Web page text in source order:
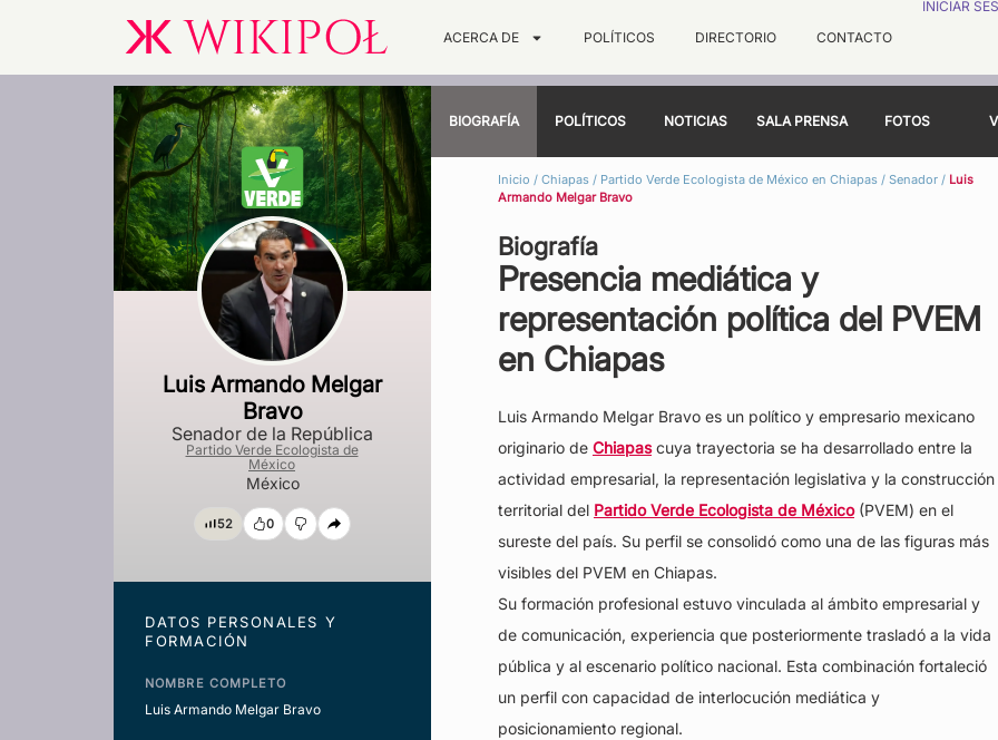
ACERCA DE POLÍTICOS DIRECTORIO CONTACTO
INICIAR
Luis Armando Melgar
Bravo
Senador de la República
Partido Verde Ecologista de
México
México
52 0
DATOS PERSONALES Y
FORMACIÓN
NOMBRE COMPLETO
Luis Armando Melgar Bravo
BIOGRAFÍA POLÍTICOS NOTICIAS SALA PRENSA FOTOS
Inicio / Chiapas / Partido Verde Ecologista de México en Chiapas / Senador / Luis
Armando Melgar Bravo
Biografía
Presencia mediática y
representación política del PVEM
en Chiapas
Luis Armando Melgar Bravo es un político y empresario mexicano
originario de Chiapascuya trayectoria se ha desarrollado entre la
actividad empresarial, la representación legislativa y la construcción
territorial del Partido Verde Ecologista de México(PVEM) en el
sureste del país. Su perfil se consolidó como una de las figuras más
visibles del PVEM en Chiapas.
Su formación profesional estuvo vinculada al ámbito empresarial y
de comunicación, experiencia que posteriormente trasladó a la vida
pública y al escenario político nacional. Esta combinación fortaleció
un perfil con capacidad de interlocución mediática y
posicionamiento regional.